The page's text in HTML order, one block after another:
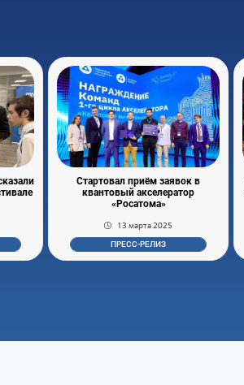
Стартовал приём заявок в
квантовый акселератор
«Росатома»
13 марта 2025
ПРЕСС-РЕЛИЗ